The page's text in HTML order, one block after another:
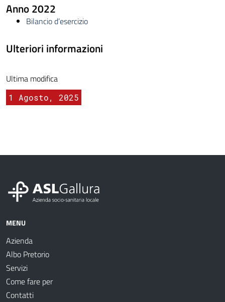
Anno 2022
Bilancio d’esercizio
Ulteriori informazioni
Ultima modifica
1 Agosto, 2025
MENU
Azienda
Albo Pretorio
Servizi
Come fare per
Contatti